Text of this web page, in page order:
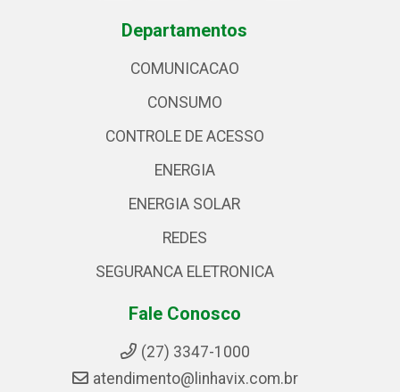
Departamentos
COMUNICACAO
CONSUMO
CONTROLE DE ACESSO
ENERGIA
ENERGIA SOLAR
REDES
SEGURANCA ELETRONICA
Fale Conosco
(27) 3347-1000
atendimento@linhavix.com.br